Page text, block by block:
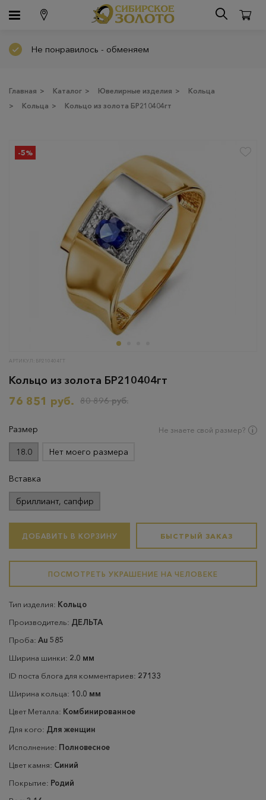
Не понравилось - обменяем
Главная > Каталог > Ювелирные изделия >
Кольца
>
Кольца > Кольцо из золота БР210404гт
-5%
АРТИКУЛ: БР210404ГТ
Кольцо из золота БР210404гт
76 851 руб.
80 896 руб.
Размер Не знаете свой размер?
18.0 Нет моего размера
Вставка
бриллиант, сапфир
ДОБАВИТЬ В КОРЗИНУ БЫСТРЫЙ ЗАКАЗ
ПОСМОТРЕТЬ УКРАШЕНИЕ НА ЧЕЛОВЕКЕ
Тип изделия: Кольцо
Производитель: ДЕЛЬТА
Проба: Au 585
Ширина шинки: 2.0 мм
ID поста блога для комментариев: 27133
Ширина кольца: 10.0 мм
Цвет Металла: Комбинированное
Для кого: Для женщин
Исполнение: Полновесное
Цвет камня: Синий
Покрытие: Родий